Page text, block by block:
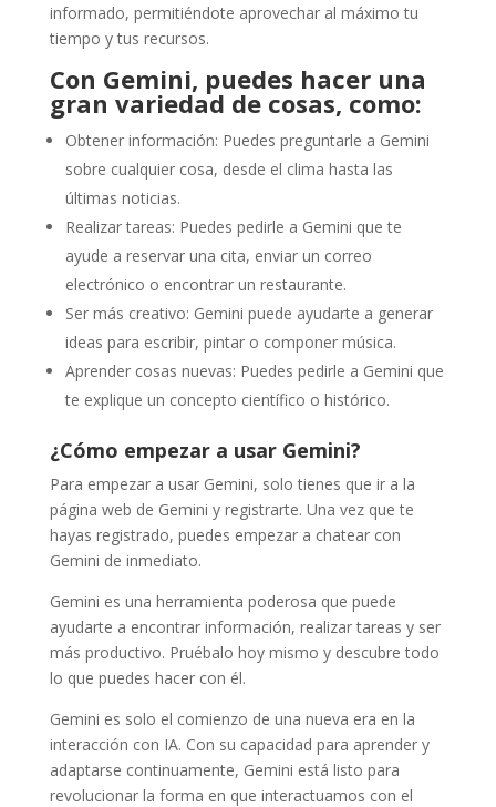
informado, permitiéndote aprovechar al máximo tu
tiempo y tus recursos.
Con Gemini, puedes hacer una
gran variedad de cosas, como:
Obtener información: Puedes preguntarle a Gemini
sobre cualquier cosa, desde el clima hasta las
últimas noticias.
Realizar tareas: Puedes pedirle a Gemini que te
ayude a reservar una cita, enviar un correo
electrónico o encontrar un restaurante.
Ser más creativo: Gemini puede ayudarte a generar
ideas para escribir, pintar o componer música.
Aprender cosas nuevas: Puedes pedirle a Gemini que
te explique un concepto científico o histórico.
¿Cómo empezar a usar Gemini?
Para empezar a usar Gemini, solo tienes que ir a la
página web de Gemini y registrarte. Una vez que te
hayas registrado, puedes empezar a chatear con
Gemini de inmediato.
Gemini es una herramienta poderosa que puede
ayudarte a encontrar información, realizar tareas y ser
más productivo. Pruébalo hoy mismo y descubre todo
lo que puedes hacer con él.
Gemini es solo el comienzo de una nueva era en la
interacción con IA. Con su capacidad para aprender y
adaptarse continuamente, Gemini está listo para
revolucionar la forma en que interactuamos con el